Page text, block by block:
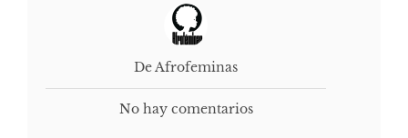
De Afrofeminas
No hay comentarios